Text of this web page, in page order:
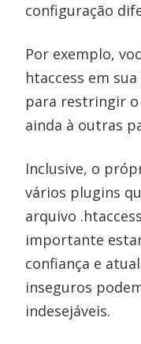
configuração
Por exemplo,
htaccess em sua
para restringir o
ainda à outras
Inclusive, o
vários plugins
arquivo
importante
confiança e
inseguros
indesejáveis.